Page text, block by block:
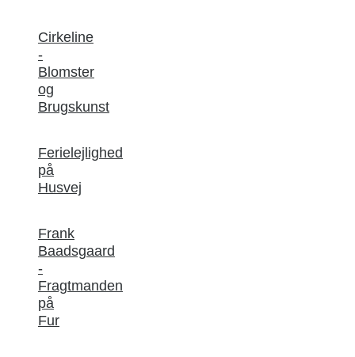
Cirkeline
-
Blomster
og
Brugskunst
Ferielejlighed
på
Husvej
Frank
Baadsgaard
-
Fragtmanden
på
Fur